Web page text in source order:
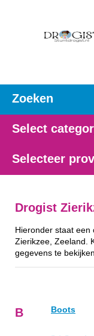
Zoeken
Select
Selecteer
Drogist
Hieronder staat een
Zierikzee, Zeeland.
gegevens te bekijken.
B Boots